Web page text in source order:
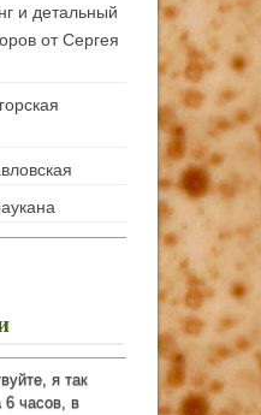
и детальный
от Сергея
я так
6 часов, в